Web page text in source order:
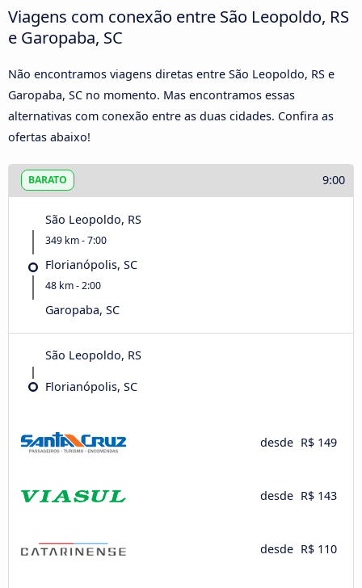
Viagens com conexão entre São Leopoldo, RS
e Garopaba, SC
Não encontramos viagens diretas entre São Leopoldo, RS e
Garopaba, SC no momento. Mas encontramos essas
alternativas com conexão entre as duas cidades. Confira as
ofertas abaixo!
BARATO 9:00
São Leopoldo, RS
349 km - 7:00
Florianópolis, SC
48 km - 2:00
Garopaba, SC
São Leopoldo, RS
Florianópolis, SC
desde R$ 149
desde R$ 143
desde R$ 110